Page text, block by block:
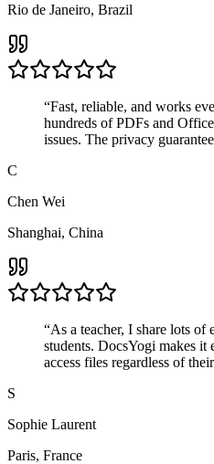
Rio de Janeiro, Brazil
“Fast, reliable, and works
hundreds of PDFs and
issues. The privacy
C
Chen Wei
Shanghai, China
“As a teacher, I share lots of
students. DocsYogi makes it
access files regardless of
S
Sophie Laurent
Paris, France